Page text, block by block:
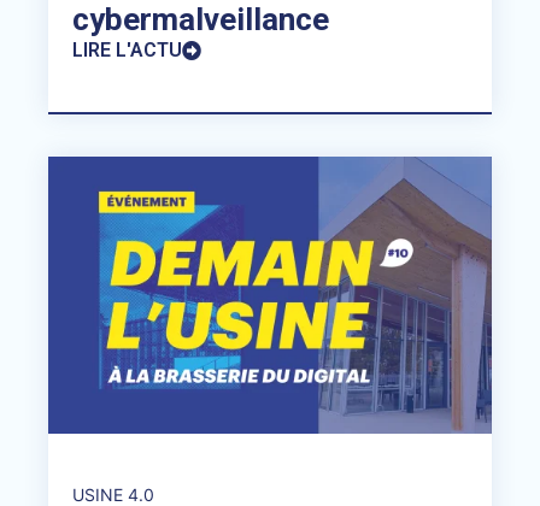
cybermalveillance
LIRE L'ACTU
USINE 4.0